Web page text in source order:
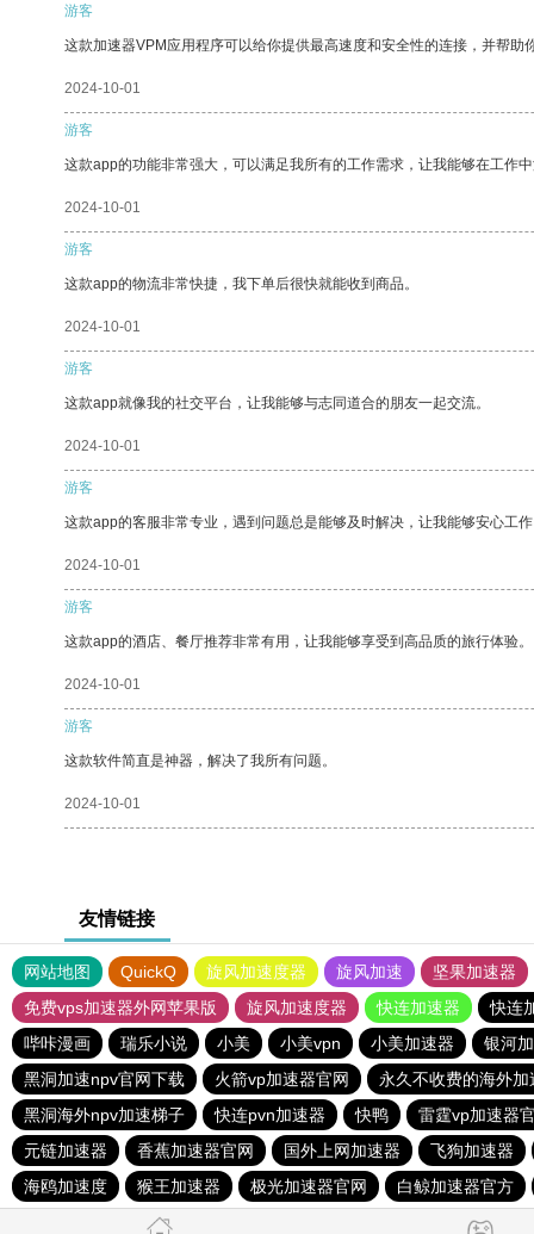
游客
这款加速器VPM应用程序可以给你提供最高速度和安全性的连接，并帮助
2024-10-01
游客
这款app的功能非常强大，可以满足我所有的工作需求，让我能够在工作
2024-10-01
游客
这款app的物流非常快捷，我下单后很快就能收到商品。
2024-10-01
游客
这款app就像我的社交平台，让我能够与志同道合的朋友一起交流。
2024-10-01
游客
这款app的客服非常专业，遇到问题总是能够及时解决，让我能够安心工
2024-10-01
游客
这款app的酒店、餐厅推荐非常有用，让我能够享受到高品质的旅行体验。
2024-10-01
游客
这款软件简直是神器，解决了我所有问题。
2024-10-01
友情链接
网站地图 QuickQ 旋风加速度器 旋风加速
坚果加速器
免费vps加速器外网苹果版
旋风加速度器 快连加速器
快连
哔咔漫画
瑞乐小说 小美 小美vpn 小美加速器
银河
黑洞加速npv官网下载
火箭vp加速器官网
永久不收费的海外加
黑洞海外npv加速梯子
快连pvn加速器 快鸭
雷霆vp加速器
元链加速器
香蕉加速器官网 国外上网加速器
飞狗加速器
海鸥加速度
猴王加速器 极光加速器官网 白鲸加速器官方